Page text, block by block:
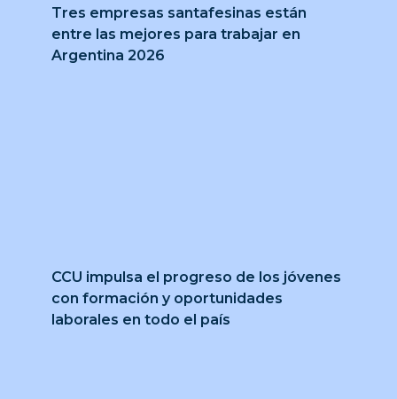
Tres empresas santafesinas están
entre las mejores para trabajar en
Argentina 2026
CCU impulsa el progreso de los jóvenes
con formación y oportunidades
laborales en todo el país